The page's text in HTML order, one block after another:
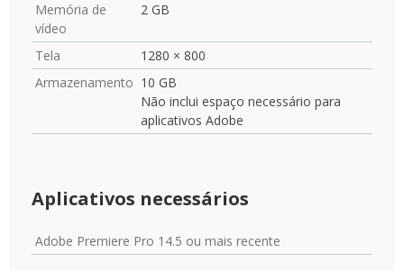
Memória de
vídeo
2 GB
Tela
1280 × 800
Armazenamento 10 GB
Não inclui espaço necessário para
aplicativos Adobe
Aplicativos necessários
Adobe Premiere Pro 14.5 ou mais recente